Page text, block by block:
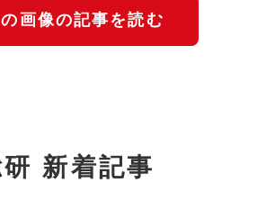
画像の記事を読む
新着記事